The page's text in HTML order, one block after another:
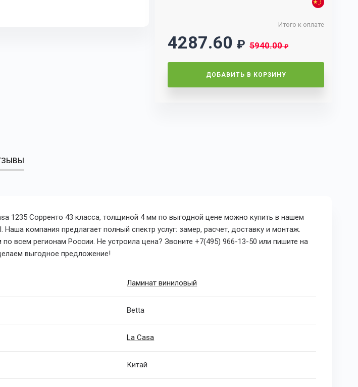
Итого к оплате
4287.60 ₽ 5940.00₽
ДОБАВИТЬ В КОРЗИНУ
1235 Сорренто 43 класса, толщиной 4 мм по выгодной цене можно купить в нашем
Наша компания предлагает полный спектр услуг: замер, расчет, доставку и монтаж.
всем регионам России. Не устроила цена? Звоните +7(495) 966-13-50 или пишите на
выгодное предложение!
Ламинат виниловый
Betta
La Casa
Китай